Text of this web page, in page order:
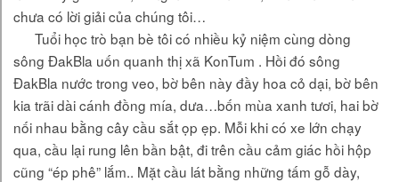
chưa có lời giải của chúng tôi…
Tuổi học trò bạn bè tôi có nhiều kỷ niệm cùng dòng
sông ĐakBla uốn quanh thị xã KonTum . Hồi đó sông
ĐakBla nước trong veo, bờ bên này đầy hoa cỏ dại, bờ bên
kia trãi dài cánh đồng mía, dưa…bốn mùa xanh tươi, hai bờ
nối nhau bằng cây cầu sắt ọp ẹp. Mỗi khi có xe lớn chạy
qua, cầu lại rung lên bần bật, đi trên cầu cảm giác hồi hộp
cũng “ép phê” lắm.. Mặt cầu lát bằng những tấm gỗ dày,